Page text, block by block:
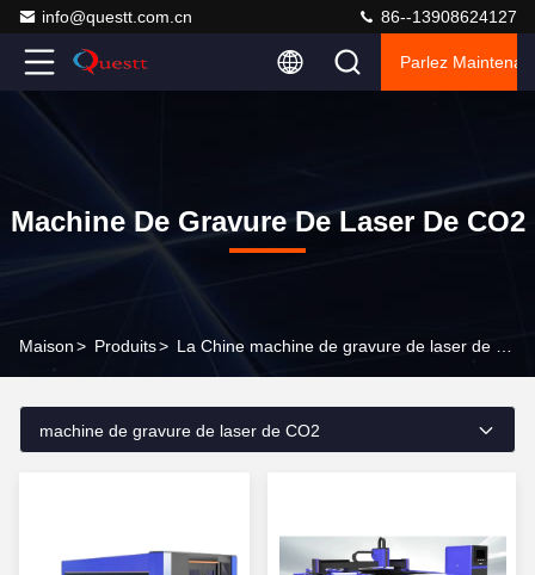
info@questt.com.cn 86--13908624127
Parlez
Machine De Gravure De Laser De CO2
Maison> Produits>
machine de gravure de laser de CO2